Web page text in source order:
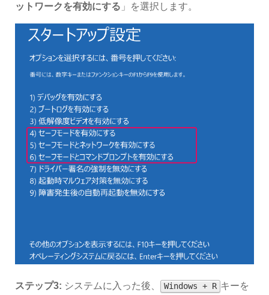
ットワークを有効にする 」を選択します。
ステップ3: システムに入った後、 Windows + R キーを